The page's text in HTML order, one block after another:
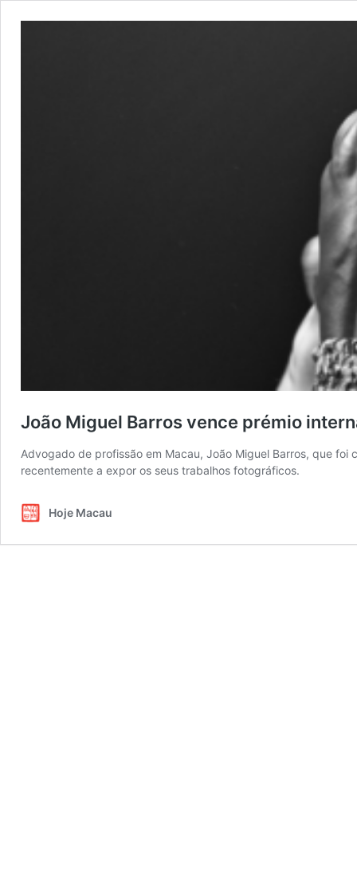
João Miguel Barros vence prémio
Advogado de profissão em Macau, João Miguel Barros, que
recentemente a expor os seus trabalhos fotográficos.
Hoje Macau